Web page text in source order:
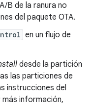
B de la ranura no
del paquete OTA.
en un flujo de
desde la partición
las particiones de
instrucciones del
información,